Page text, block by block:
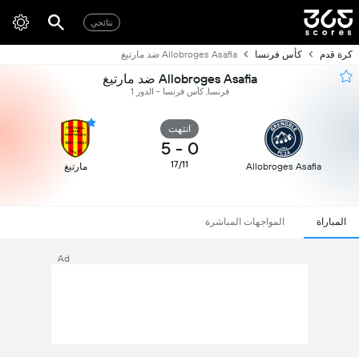
نتائجي
كرة قدم كأس فرنسا Allobroges Asafia ضد مارتيغ
Allobroges Asafia ضد مارتيغ
فرنسا, كأس فرنسا - الدور 1
Allobroges Asafia
انتهت
0
-
5
17/11 مارتيغ
المباراة المواجهات المباشرة
Ad